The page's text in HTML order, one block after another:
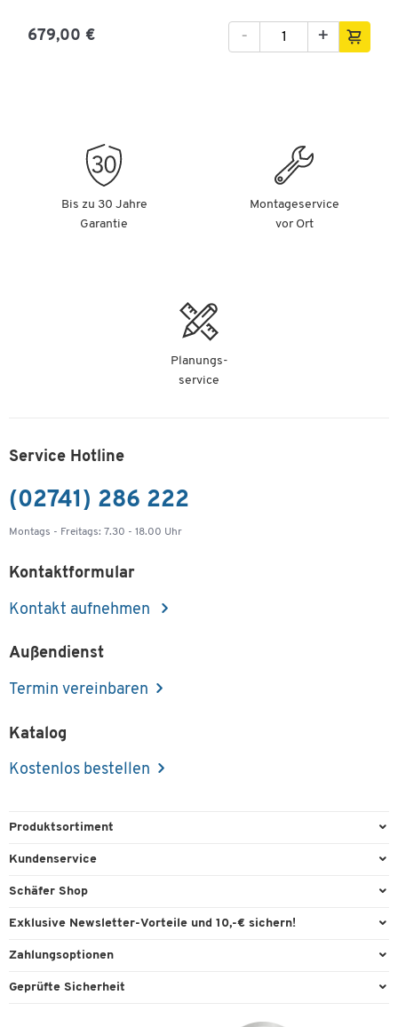
679,00 € +
-
Bis zu 30 Jahre
Garantie
Montageservice
vor Ort
Planungs-
service
Service Hotline
(02741) 286 222
Montags - Freitags: 7.30 - 18.00 Uhr
Kontaktformular
Kontakt aufnehmen
Außendienst
Termin vereinbaren
Katalog
Kostenlos bestellen
Produktsortiment
Büroausstattung
Reinigung & Hygiene
Technik
Kundenservice
Direktbestellung
Kontaktformulare
Lieferinformationen
Schäfer Shop
Services & Leistungen
Workplace Solutions
Exklusive Newsletter-Vorteile und 10,-€ sichern!
Willkommensgutschein
Zahlungsoptionen
Paypal
Geprüfte Sicherheit